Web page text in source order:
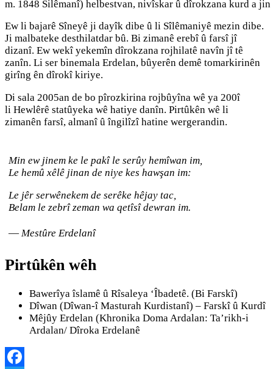
m. 1848 Silêmanî) helbestvan, nivîskar û dîrokzana kurd a jin
Ew li bajarê Sîneyê ji dayîk dibe û li Sîlêmaniyê mezin dibe.
Ji malbateke desthilatdar bû. Bi zimanê erebî û farsî jî
dizanî. Ew wekî yekemîn dîrokzana rojhilatê navîn jî tê
zanîn. Li ser binemala Erdelan, bûyerên demê tomarkirinên
girîng ên dîrokî kiriye.
Di sala 2005an de bo pîrozkirina rojbûyîna wê ya 200î
li Hewlêrê statûyeka wê hatiye danîn. Pirtûkên wê li
zimanên farsî, almanî û îngilîzî hatine wergerandin.
Min ew jinem ke le pakî le serûy hemîwan im,
Le hemû xêlê jinan de niye kes hawşan im:
Le jêr serwênekem de serêke hêjay tac,
Belam le zebrî zeman wa qetîsî dewran im.
— Mestûre Erdelanî
Pirtûkên wêh
Bawerîya îslamê û Rîsaleya ‘Îbadetê. (Bi Farskî)
Dîwan (Dîwan-î Masturah Kurdistanî) – Farskî û Kurdî
Mêjûy Erdelan (Khronika Doma Ardalan: Ta’rikh-i
Ardalan/ Dîroka Erdelanê